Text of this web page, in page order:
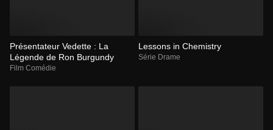
Présentateur Vedette : La
Légende de Ron Burgundy
Film Comédie
Lessons in Chemistry
Série Drame